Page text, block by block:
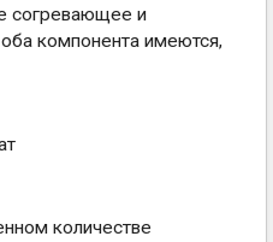
согревающее и
компонента имеются,
количестве